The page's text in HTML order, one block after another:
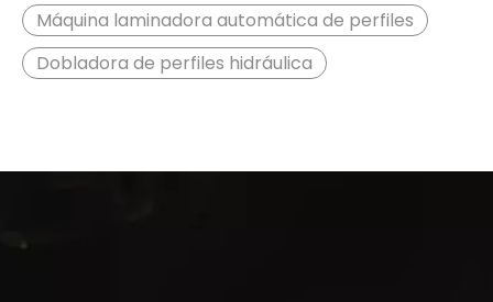
Máquina laminadora automática de perfiles
Dobladora de perfiles hidráulica